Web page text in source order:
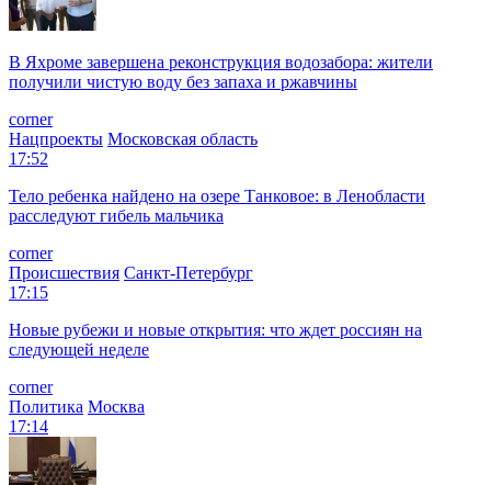
В Яхроме завершена реконструкция водозабора: жители
получили чистую воду без запаха и ржавчины
corner
Нацпроекты Московская область
17:52
Тело ребенка найдено на озере Танковое: в Ленобласти
расследуют гибель мальчика
corner
Происшествия Санкт-Петербург
17:15
Новые рубежи и новые открытия: что ждет россиян на
следующей неделе
corner
Политика Москва
17:14